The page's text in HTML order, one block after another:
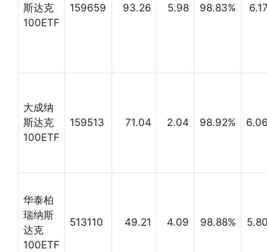
斯达克
100ETF
159659 93.26 5.98 98.83%
大成纳
斯达克
100ETF
159513 71.04 2.04 98.92%
华泰柏
瑞纳斯
达克
100ETF
513110 49.21 4.09 98.88%